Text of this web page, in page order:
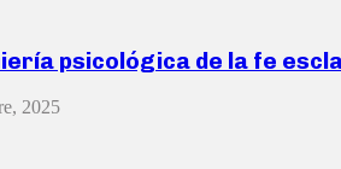
psicológica de la fe
2025